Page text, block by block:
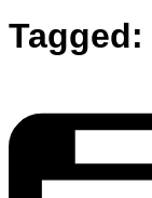
Tagged: